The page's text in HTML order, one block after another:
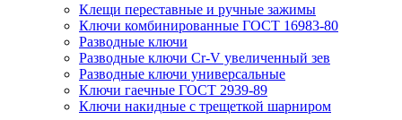
Клещи переставные и ручные зажимы
Ключи комбинированные ГОСТ 16983-80
Разводные ключи
Разводные ключи Cr-V увеличенный зев
Разводные ключи универсальные
Ключи гаечные ГОСТ 2939-89
Ключи накидные с трещеткой шарниром